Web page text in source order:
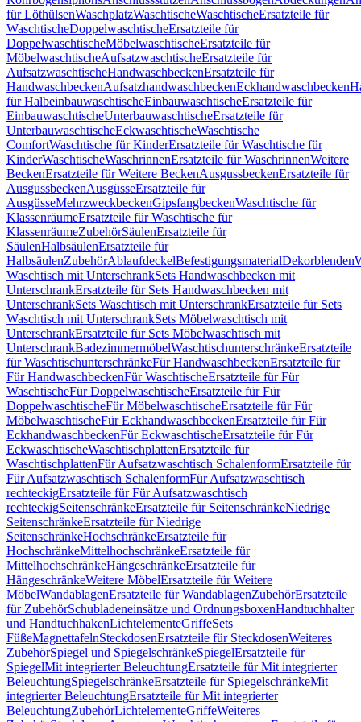
für LöthülsenWaschplatzWaschtischeWaschtischeErsatzteile für
WaschtischeDoppelwaschtischeErsatzteile für
DoppelwaschtischeMöbelwaschtischeErsatzteile für
MöbelwaschtischeAufsatzwaschtischeErsatzteile für
AufsatzwaschtischeHandwaschbeckenErsatzteile für
HandwaschbeckenAufsatzhandwaschbeckenEckhandwaschbecken
für HalbeinbauwaschtischeEinbauwaschtischeErsatzteile für
EinbauwaschtischeUnterbauwaschtischeErsatzteile für
UnterbauwaschtischeEckwaschtischeWaschtische
ComfortWaschtische für KinderErsatzteile für Waschtische für
KinderWaschtischeWaschrinnenErsatzteile für WaschrinnenWeitere
BeckenErsatzteile für Weitere BeckenAusgussbeckenErsatzteile für
AusgussbeckenAusgüsseErsatzteile für
AusgüsseMehrzweckbeckenGipsfangbeckenWaschtische für
KlassenräumeErsatzteile für Waschtische für
KlassenräumeZubehörSäulenErsatzteile für
SäulenHalbsäulenErsatzteile für
HalbsäulenZubehörAblaufdeckelBefestigungsmaterialDekorblenden
Waschtisch mit UnterschrankSets Handwaschbecken mit
UnterschrankErsatzteile für Sets Handwaschbecken mit
UnterschrankSets Waschtisch mit UnterschrankErsatzteile für Sets
Waschtisch mit UnterschrankSets Möbelwaschtisch mit
UnterschrankErsatzteile für Sets Möbelwaschtisch mit
UnterschrankBadezimmermöbelWaschtischunterschränkeErsatzteile
für WaschtischunterschränkeFür HandwaschbeckenErsatzteile für
Für HandwaschbeckenFür WaschtischeErsatzteile für Für
WaschtischeFür DoppelwaschtischeErsatzteile für Für
DoppelwaschtischeFür MöbelwaschtischeErsatzteile für Für
MöbelwaschtischeFür EckhandwaschbeckenErsatzteile für Für
EckhandwaschbeckenFür EckwaschtischeErsatzteile für Für
EckwaschtischeWaschtischplattenErsatzteile für
WaschtischplattenFür Aufsatzwaschtisch SchalenformErsatzteile für
Für Aufsatzwaschtisch SchalenformFür Aufsatzwaschtisch
rechteckigErsatzteile für Für Aufsatzwaschtisch
rechteckigSeitenschränkeErsatzteile für SeitenschränkeNiedrige
SeitenschränkeErsatzteile für Niedrige
SeitenschränkeHochschränkeErsatzteile für
HochschränkeMittelhochschränkeErsatzteile für
MittelhochschränkeHängeschränkeErsatzteile für
HängeschränkeWeitere MöbelErsatzteile für Weitere
MöbelWandablagenErsatzteile für WandablagenZubehörErsatzteile
für ZubehörSchubladeneinsätze und OrdnungsboxenHandtuchhalter
und HandtuchhakenLichtelementeGriffeSets
FüßeMagnettafelnSteckdosenErsatzteile für SteckdosenWeiteres
ZubehörSpiegel und SpiegelschränkeSpiegelErsatzteile für
SpiegelMit integrierter BeleuchtungErsatzteile für Mit integrierter
BeleuchtungSpiegelschränkeErsatzteile für SpiegelschränkeMit
integrierter BeleuchtungErsatzteile für Mit integrierter
BeleuchtungZubehörLichtelementeGriffeWeiteres